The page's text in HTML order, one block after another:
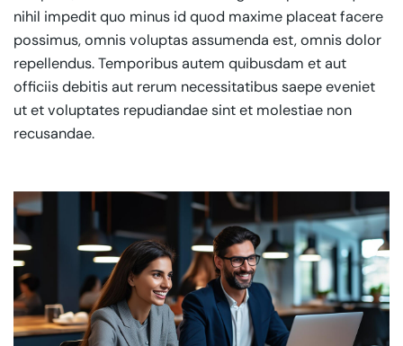
nihil impedit quo minus id quod maxime placeat facere
possimus, omnis voluptas assumenda est, omnis dolor
repellendus. Temporibus autem quibusdam et aut
officiis debitis aut rerum necessitatibus saepe eveniet
ut et voluptates repudiandae sint et molestiae non
recusandae.